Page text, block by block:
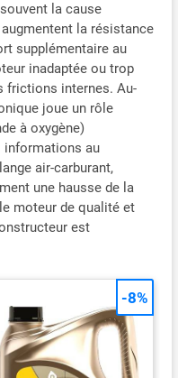
la cause
la résistance
supplémentaire au
inadaptée ou trop
frictions internes. Au-
joue un rôle
à oxygène)
informations au
air-carburant,
une hausse de la
moteur de qualité et
est
-8%